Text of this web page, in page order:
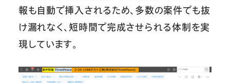
報も自動で挿入されるため、多数の案件でも抜
け漏れなく、短時間で完成させられる体制を実
現しています。